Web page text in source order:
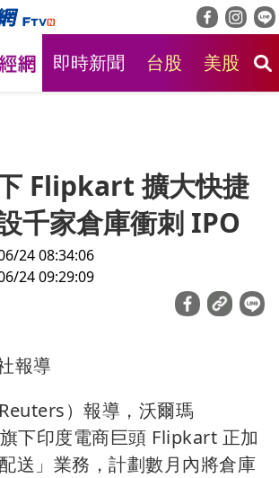
即時新聞 台股 美股
Flipkart 擴大快捷
千家倉庫衝刺 IPO
24 08:34:06
24 09:29:09
報導
）報導，沃爾瑪
下印度電商巨頭 Flipkart 正加
送」業務，計劃數月內將倉庫